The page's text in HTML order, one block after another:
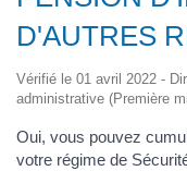
D'AUTRES
Vérifié le 01 avril 2022 -
administrative (Première
Oui, vous pouvez
votre régime de